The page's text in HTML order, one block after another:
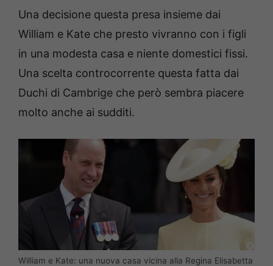
Una decisione questa presa insieme dai
William e Kate che presto vivranno con i figli
in una modesta casa e niente domestici fissi.
Una scelta controcorrente questa fatta dai
Duchi di Cambrige che però sembra piacere
molto anche ai sudditi.
William e Kate: una nuova casa vicina alla Regina Elisabetta